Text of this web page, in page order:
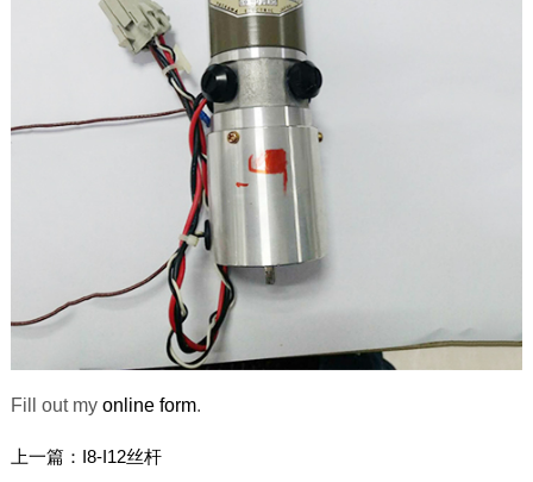
Fill out my online form.
上一篇： I8-I12丝杆